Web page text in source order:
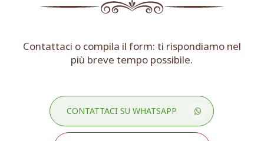
Contattaci o compila il form: ti rispondiamo nel
più breve tempo possibile.
CONTATTACI SU WHATSAPP